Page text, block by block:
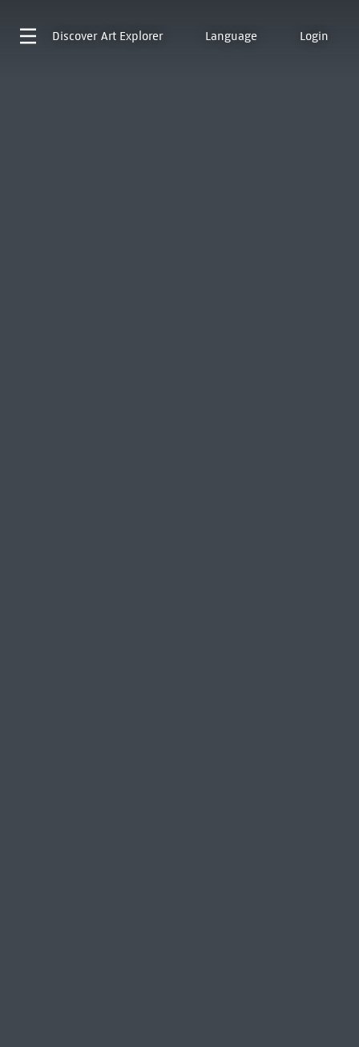
Discover Art Explorer Language Login